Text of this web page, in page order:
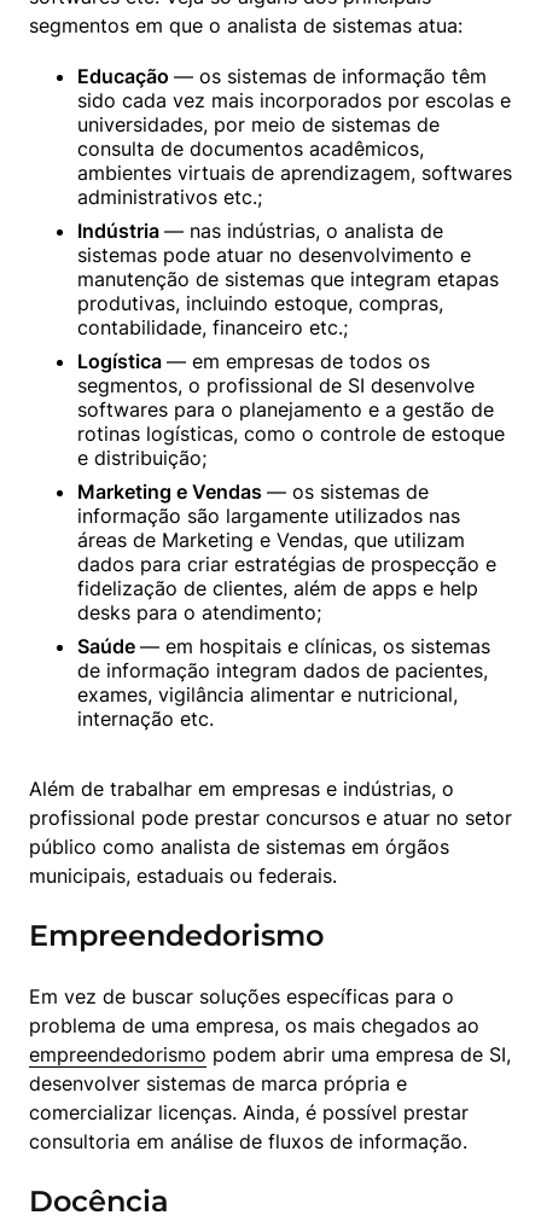
segmentos em que o analista de sistemas atua:
Educação — os sistemas de informação têm
sido cada vez mais incorporados por escolas e
universidades, por meio de sistemas de
consulta de documentos acadêmicos,
ambientes virtuais de aprendizagem, softwares
administrativos etc.;
Indústria — nas indústrias, o analista de
sistemas pode atuar no desenvolvimento e
manutenção de sistemas que integram etapas
produtivas, incluindo estoque, compras,
contabilidade, financeiro etc.;
Logística — em empresas de todos os
segmentos, o profissional de SI desenvolve
softwares para o planejamento e a gestão de
rotinas logísticas, como o controle de estoque
e distribuição;
Marketing e Vendas — os sistemas de
informação são largamente utilizados nas
áreas de Marketing e Vendas, que utilizam
dados para criar estratégias de prospecção e
fidelização de clientes, além de apps e help
desks para o atendimento;
Saúde — em hospitais e clínicas, os sistemas
de informação integram dados de pacientes,
exames, vigilância alimentar e nutricional,
internação etc.
Além de trabalhar em empresas e indústrias, o
profissional pode prestar concursos e atuar no setor
público como analista de sistemas em órgãos
municipais, estaduais ou federais.
Empreendedorismo
Em vez de buscar soluções específicas para o
empreendedorismo podem abrir uma empresa de SI,
desenvolver sistemas de marca própria e
comercializar licenças. Ainda, é possível prestar
consultoria em análise de fluxos de informação.
Docência